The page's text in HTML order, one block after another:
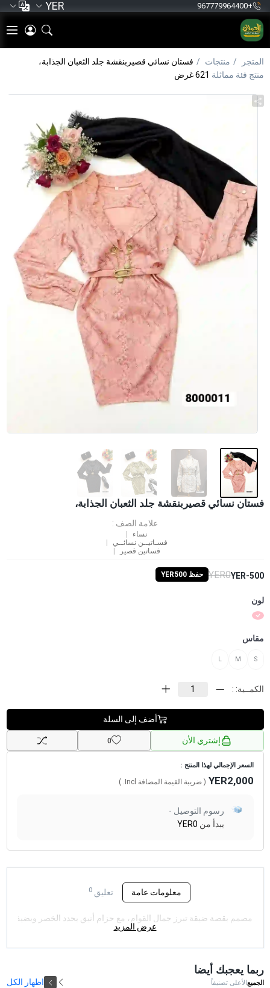
+967779964400
YER
المتجر منتجات
فستان نسائي قصيربنقشة جلد الثعبان الجذابة،
منتج فئة مماثلة 621 غرض
فستان نسائي قصيربنقشة جلد الثعبان الجذابة،
علامة الصف :
نساء
فسـاتيــن نسائــي
فساتين قصير
YER-500
YER0 حفظ YER500
لون
مقاس
S
M
L
الكمــية: :
أضف إلى السلة
إشتري الأن 0
السعر الإجمالي لهذا المنتج :
YER2,000 ( ضريبة القيمة المضافة Incl.
)
رسوم التوصيل -
يبدأ من YER0
معلومات عامة تعليق 0
مصمم بقصة ضيقة تبرز جمال القوام، مع حزام أنيق يحدد الخصر ويضيف لمسة
عرض المزيد
ربما يعجبك أيضا
الجميع الأعلى تصنيفاً اظهار الكل